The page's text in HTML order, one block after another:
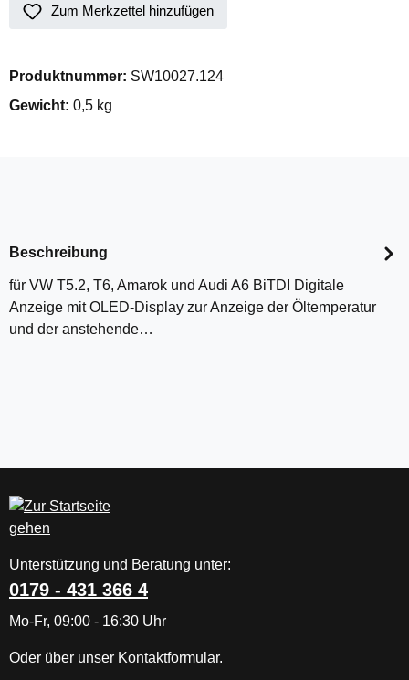
Zum Merkzettel hinzufügen
Produktnummer: SW10027.124
Gewicht: 0,5 kg
Beschreibung
für VW T5.2, T6, Amarok und Audi A6 BiTDI Digitale
Anzeige mit OLED-Display zur Anzeige der Öltemperatur
und der anstehende…
Unterstützung und Beratung unter:
0179 - 431 366 4
Mo-Fr, 09:00 - 16:30 Uhr
Oder über unser Kontaktformular.